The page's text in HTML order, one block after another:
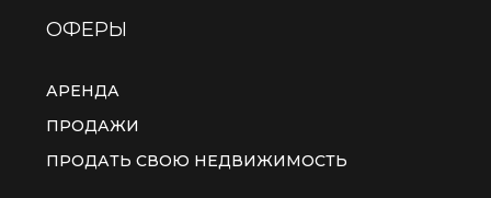
ОФЕРЫ
АРЕНДА
ПРОДАЖИ
ПРОДАТЬ СВОЮ НЕДВИЖИМОСТЬ